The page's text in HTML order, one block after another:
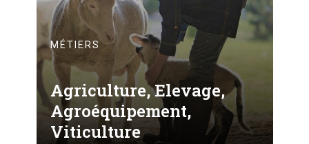
MÉTIERS
Agriculture, Elevage,
Agroéquipement,
Viticulture